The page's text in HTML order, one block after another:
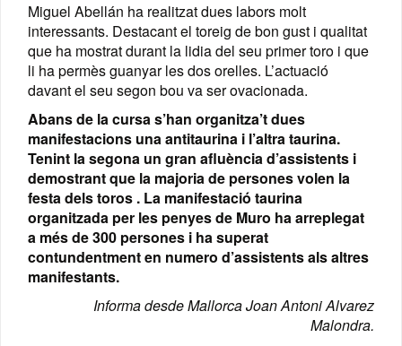
Miguel Abellán ha realitzat dues labors molt
interessants. Destacant el toreig de bon gust i qualitat
que ha mostrat durant la lidia del seu primer toro i que
li ha permès guanyar les dos orelles. L’actuació
davant el seu segon bou va ser ovacionada.
Abans de la cursa s’han organitza’t dues
manifestacions una antitaurina i l’altra taurina.
Tenint la segona un gran afluència d’assistents i
demostrant que la majoria de persones volen la
festa dels toros . La manifestació taurina
organitzada per les penyes de Muro ha arreplegat
a més de 300 persones i ha superat
contundentment en numero d’assistents als altres
manifestants.
Informa desde Mallorca Joan Antoni Alvarez
Malondra.